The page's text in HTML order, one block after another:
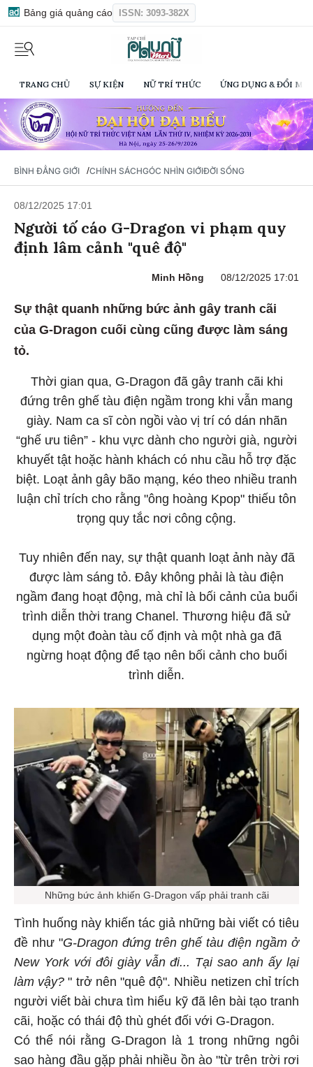
Bảng giá quảng cáo ISSN: 3093-382X
TRANG CHỦ SỰ KIỆN NỮ TRÍ THỨC ỨNG DỤNG & ĐỔI
BÌNH ĐẲNG GIỚI /CHÍNH SÁCHGÓC NHÌN GIỚIĐỜI SỐNG
08/12/2025 17:01
Người tố cáo G-Dragon vi phạm quy
định lâm cảnh "quê độ"
Minh Hồng 08/12/2025 17:01
Sự thật quanh những bức ảnh gây tranh cãi
của G-Dragon cuối cùng cũng được làm sáng
tỏ.
Thời gian qua, G-Dragon đã gây tranh cãi khi
đứng trên ghế tàu điện ngầm trong khi vẫn mang
giày. Nam ca sĩ còn ngồi vào vị trí có dán nhãn
“ghế ưu tiên” - khu vực dành cho người già, người
khuyết tật hoặc hành khách có nhu cầu hỗ trợ đặc
biệt. Loạt ảnh gây bão mạng, kéo theo nhiều tranh
luận chỉ trích cho rằng "ông hoàng Kpop" thiếu tôn
trọng quy tắc nơi công cộng.
Tuy nhiên đến nay, sự thật quanh loạt ảnh này đã
được làm sáng tỏ. Đây không phải là tàu điện
ngầm đang hoạt động, mà chỉ là bối cảnh của buổi
trình diễn thời trang Chanel. Thương hiệu đã sử
dụng một đoàn tàu cố định và một nhà ga đã
ngừng hoạt động để tạo nên bối cảnh cho buổi
trình diễn.
Những bức ảnh khiến G-Dragon vấp phải tranh cãi
Tình huống này khiến tác giả những bài viết có tiêu
đề như "G-Dragon đứng trên ghế tàu điện ngầm ở
New York với đôi giày vẫn đi... Tại sao anh ấy lại
làm vậy? " trở nên "quê độ". Nhiều netizen chỉ trích
người viết bài chưa tìm hiểu kỹ đã lên bài tạo tranh
cãi, hoặc có thái độ thù ghét đối với G-Dragon.
Có thể nói rằng G-Dragon là 1 trong những ngôi
sao hàng đầu gặp phải nhiều ồn ào "từ trên trời rơi